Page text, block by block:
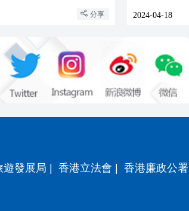
分享 2024-04-18
遊發展局 香港立法會 香港廉政公署